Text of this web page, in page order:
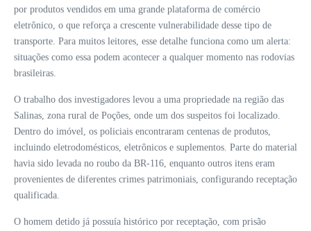
por produtos vendidos em uma grande plataforma de comércio
eletrônico, o que reforça a crescente vulnerabilidade desse tipo de
transporte. Para muitos leitores, esse detalhe funciona como um alerta:
situações como essa podem acontecer a qualquer momento nas rodovias
brasileiras.
O trabalho dos investigadores levou a uma propriedade na região das
Salinas, zona rural de Poções, onde um dos suspeitos foi localizado.
Dentro do imóvel, os policiais encontraram centenas de produtos,
incluindo eletrodomésticos, eletrônicos e suplementos. Parte do material
havia sido levada no roubo da BR‑116, enquanto outros itens eram
provenientes de diferentes crimes patrimoniais, configurando receptação
qualificada.
O homem detido já possuía histórico por receptação, com prisão